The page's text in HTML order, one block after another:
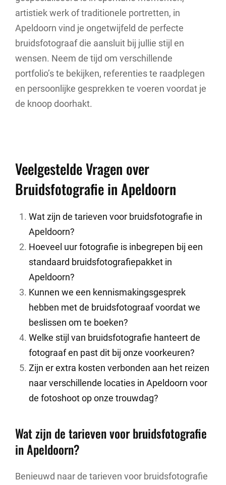
artistiek werk of traditionele portretten, in
Apeldoorn vind je ongetwijfeld de perfecte
bruidsfotograaf die aansluit bij jullie stijl en
wensen. Neem de tijd om verschillende
portfolio’s te bekijken, referenties te raadplegen
en persoonlijke gesprekken te voeren voordat je
de knoop doorhakt.
Veelgestelde Vragen over
Bruidsfotografie in Apeldoorn
Wat zijn de tarieven voor bruidsfotografie in
Apeldoorn?
Hoeveel uur fotografie is inbegrepen bij een
standaard bruidsfotografiepakket in
Apeldoorn?
Kunnen we een kennismakingsgesprek
hebben met de bruidsfotograaf voordat we
beslissen om te boeken?
Welke stijl van bruidsfotografie hanteert de
fotograaf en past dit bij onze voorkeuren?
Zijn er extra kosten verbonden aan het reizen
naar verschillende locaties in Apeldoorn voor
de fotoshoot op onze trouwdag?
Wat zijn de tarieven voor bruidsfotografie
in Apeldoorn?
Benieuwd naar de tarieven voor bruidsfotografie